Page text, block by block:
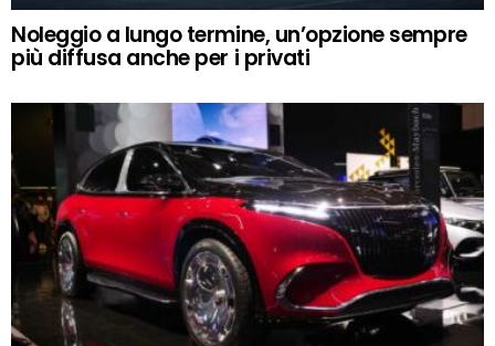
Noleggio a lungo termine, un’opzione sempre
più diffusa anche per i privati